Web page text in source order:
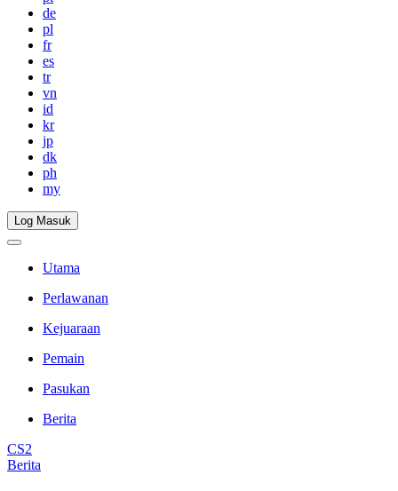
de
pl
fr
es
tr
vn
id
kr
jp
dk
ph
my
Log Masuk
Utama
Perlawanan
Kejuaraan
Pemain
Pasukan
Berita
CS2
Berita